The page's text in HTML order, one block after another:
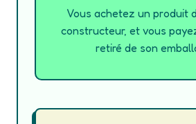
Vous achetez un produit
constructeur, et vous
retiré de son